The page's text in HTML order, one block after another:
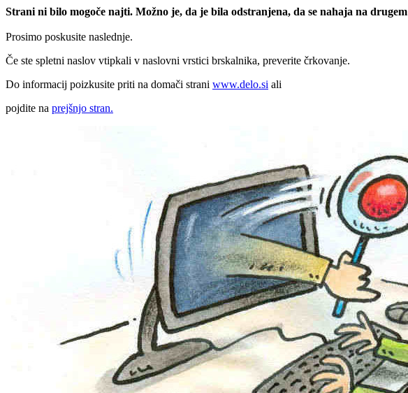
Strani ni bilo mogoče najti. Možno je, da je bila odstranjena, da se nahaja na
Prosimo poskusite naslednje.
Če ste spletni naslov vtipkali v naslovni vrstici brskalnika, preverite črkovanje.
Do informacij poizkusite priti na domači strani www.delo.si ali
pojdite na prejšnjo stran.